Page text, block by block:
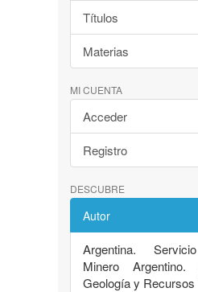
Títulos
Materias
MI CUENTA
Acceder
Registro
DESCUBRE
Autor
Argentina.
Minero
Geología y Recursos